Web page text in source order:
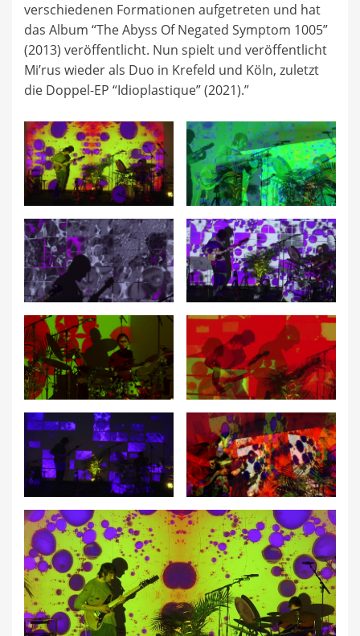
verschiedenen Formationen aufgetreten und hat
das Album “The Abyss Of Negated Symptom 1005”
(2013) veröffentlicht. Nun spielt und veröffentlicht
Mi’rus wieder als Duo in Krefeld und Köln, zuletzt
die Doppel-EP “Idioplastique” (2021).”